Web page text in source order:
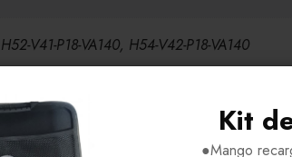
Kit
●Mango
H52-V41-P18-VA140, H54-V42-P18-VA140
Acetato